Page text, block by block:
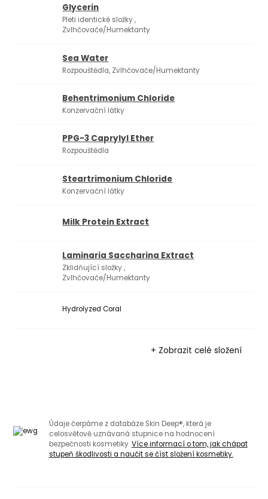
Glycerin
Pleti identické složky ,
Zvlhčovače/Humektanty
Sea Water
Rozpouštědla, Zvlhčovače/Humektanty
Behentrimonium Chloride
Konzervační látky
PPG-3 Caprylyl Ether
Rozpouštědla
Steartrimonium Chloride
Konzervační látky
Milk Protein Extract
Laminaria Saccharina Extract
Zklidňující složky ,
Zvlhčovače/Humektanty
Hydrolyzed Coral
+ Zobrazit celé složení
Údaje čerpáme z databáze Skin Deep®, která je
celosvětově uznávaná stupnice na hodnocení
bezpečnosti kosmetiky.Více informací o tom, jak chápat
stupeň škodlivosti a naučit se číst složení kosmetiky.